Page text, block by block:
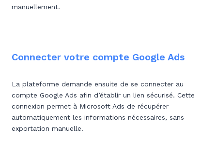
manuellement.
Connecter votre compte Google Ads
La plateforme demande ensuite de se connecter au
compte Google Ads afin d’établir un lien sécurisé. Cette
connexion permet à Microsoft Ads de récupérer
automatiquement les informations nécessaires, sans
exportation manuelle.